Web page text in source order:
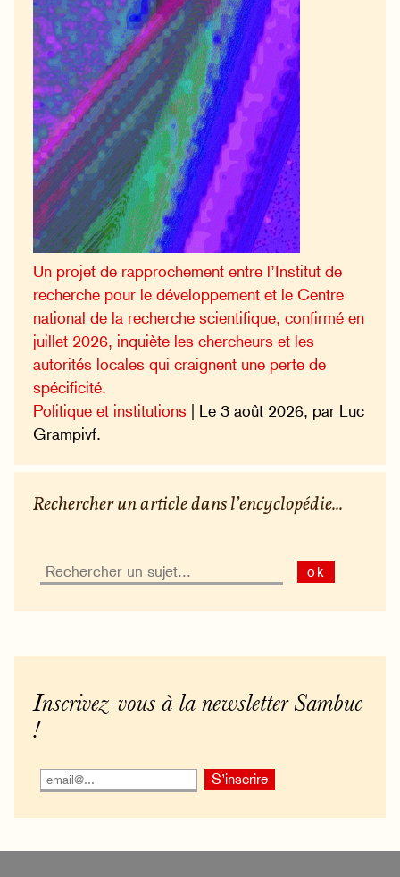
Un projet de rapprochement entre l’Institut de
recherche pour le développement et le Centre
national de la recherche scientifique, confirmé en
juillet 2026, inquiète les chercheurs et les
autorités locales qui craignent une perte de
spécificité.
Politique et institutions | Le 3 août 2026, par Luc
Grampivf.
Rechercher un article dans l’encyclopédie...
ok
Inscrivez-vous à la newsletter Sambuc
!